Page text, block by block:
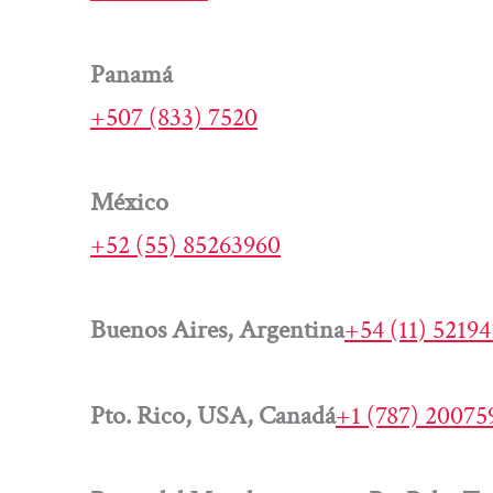
Panamá
+507 (833) 7520
México
+52 (55) 85263960
Buenos Aires, Argentina+54 (11)
Pto. Rico, USA, Canadá+1 (787)